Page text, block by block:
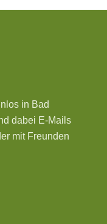
in Bad
dabei E-Mails
mit Freunden